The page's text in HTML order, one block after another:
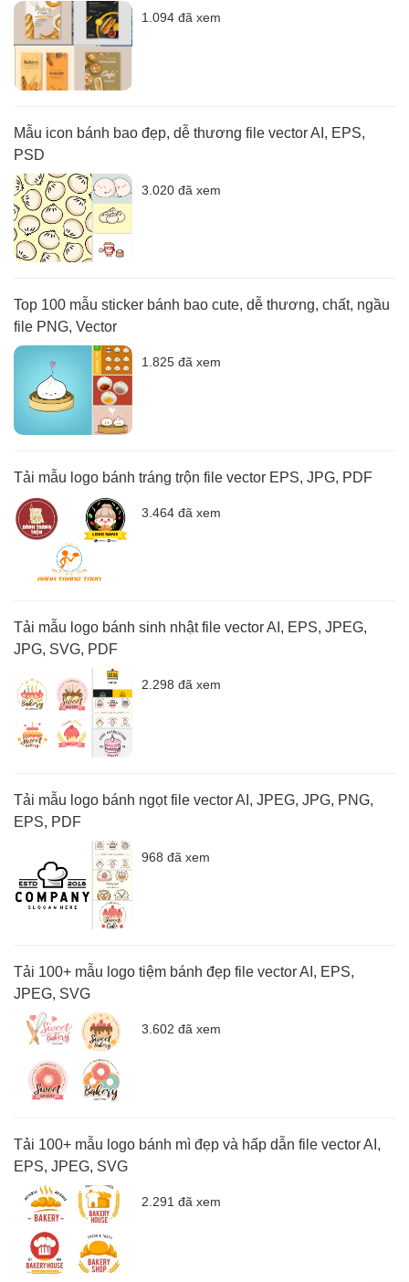
1.094 đã xem
Mẫu icon bánh bao đẹp, dễ thương file vector AI, EPS,
PSD
3.020 đã xem
Top 100 mẫu sticker bánh bao cute, dễ thương, chất, ngầu
file PNG, Vector
1.825 đã xem
Tải mẫu logo bánh tráng trộn file vector EPS, JPG, PDF
3.464 đã xem
Tải mẫu logo bánh sinh nhật file vector AI, EPS, JPEG,
JPG, SVG, PDF
2.298 đã xem
Tải mẫu logo bánh ngọt file vector AI, JPEG, JPG, PNG,
EPS, PDF
968 đã xem
Tải 100+ mẫu logo tiệm bánh đẹp file vector AI, EPS,
JPEG, SVG
3.602 đã xem
Tải 100+ mẫu logo bánh mì đẹp và hấp dẫn file vector AI,
EPS, JPEG, SVG
2.291 đã xem